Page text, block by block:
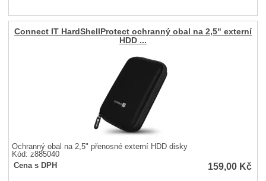
Connect IT HardShellProtect ochranný obal na 2,5" externí
HDD ...
Ochranný obal na 2,5" přenosné externí HDD disky
Kód: z885040
Cena s DPH
159,00 Kč